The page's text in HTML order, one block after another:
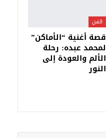
الفن
قصة أغنية “الأماكن”
لمحمد عبده: رحلة
الألم والعودة إلى
النور